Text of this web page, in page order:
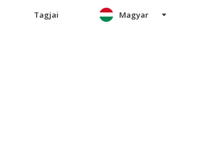
Tagjai Magyar